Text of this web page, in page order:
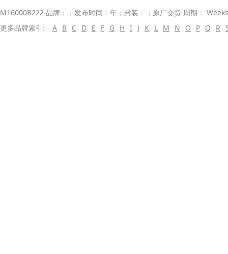
M16000B222 品牌：；发布时间：年；封装：；原厂交货 周期：
更多品牌索引:
A B C D E F G H I J K L M N O P Q R